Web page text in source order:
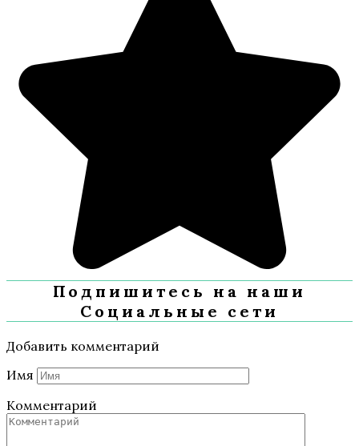
Подпишитесь на наши
Социальные сети
Добавить комментарий
Имя
Комментарий